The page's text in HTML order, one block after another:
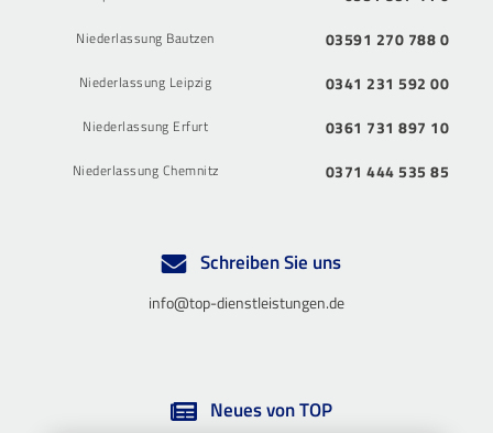
Niederlassung Bautzen 03591 270 788 0
Niederlassung Leipzig 0341 231 592 00
Niederlassung Erfurt 0361 731 897 10
Niederlassung Chemnitz 0371 444 535 85
Schreiben Sie uns
info@top-dienstleistungen.de
Neues von TOP